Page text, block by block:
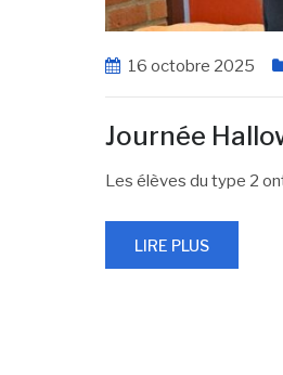
16 octobre 2025
Journée
Les élèves du type 2
LIRE PLUS